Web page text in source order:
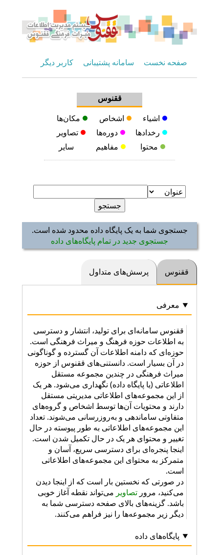
صفحه نخست سامانه پشتیبانی کاربر دیگر
ققنوس
اشیاء
اشخاص
مکان‌ها
رخدادها
دوره‌ها
تصاویر
محتوا
مفاهیم سایر
جستجوی شما به یک پایگاه داده محدود شده است.
جستجوی جدید در تمام پایگاه‌های داده
ققنوس پرسش‌های متداول
معرفی
ققنوس سامانه‌ای برای تولید، انتشار و دسترسی
به اطلاعات حوزه فرهنگ و میراث فرهنگی است.
حوزه‌ای که دامنه اطلاعات آن گسترده و گوناگونی
در آن بسیار است. دانستنی‌های ققنوس از حوزه
میراث فرهنگی در چندین مجموعه مستقل
اطلاعاتی (یا پایگاه داده) نگهداری می‌شود. هر یک
از این مجموعه‌های اطلاعاتی مدیریتی مستقل
دارند و محتویات آن‌ها توسط اشخاص و گروه‌های
متفاوتی ساماندهی و به‌روزرسانی می‌شوند. تعداد
این مجموعه‌های اطلاعاتی به طور پیوسته در حال
تغییر و محتوای هر یک در حال تکمیل شدن است.
اینجا پنجره‌ای برای دسترسی سریع، آسان و
متمرکز به محتوای این مجموعه‌های اطلاعاتی
است.
در صورتی که نخستین بار است که از اینجا دیدن
می‌کنید، مرور تصاویر می‌تواند نقطه آغاز خوبی
باشد. گزینه‌های بالای صفحه دسترسی شما به
دیگر زیر مجموعه‌ها را نیز فراهم می‌کنند.
پایگاه‌های داده